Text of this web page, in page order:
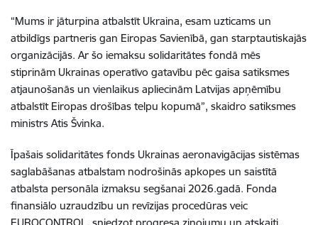
“Mums ir jāturpina atbalstīt Ukraina, esam uzticams un
atbildīgs partneris gan Eiropas Savienībā, gan starptautiskajās
organizācijās. Ar šo iemaksu solidaritātes fondā mēs
stiprinām Ukrainas operatīvo gatavību pēc gaisa satiksmes
atjaunošanās un vienlaikus apliecinām Latvijas apņēmību
atbalstīt Eiropas drošības telpu kopumā”, skaidro satiksmes
ministrs Atis Švinka.
Īpašais solidaritātes fonds Ukrainas aeronavigācijas sistēmas
saglabāšanas atbalstam nodrošinās apkopes un saistītā
atbalsta personāla izmaksu segšanai 2026.gadā. Fonda
finansiālo uzraudzību un revīzijas procedūras veic
EUROCONTROL, sniedzot progresa ziņojumu un atskaiti,